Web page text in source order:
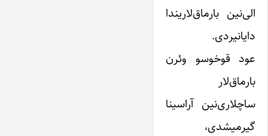
الی‌نین بارماق‌لاریندا
دایانیردی.
عود قوخوسو وئرن
بارماق‌لار
ساچلاری‌نین آراسینا
گیرمیشدی،